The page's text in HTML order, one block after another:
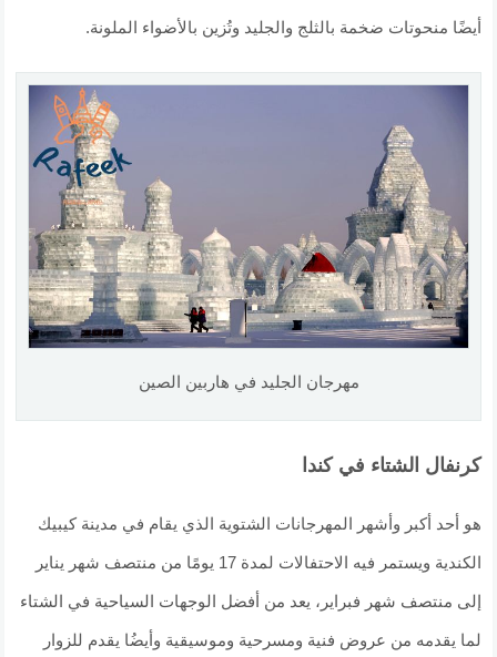
أيضًا منحوتات ضخمة بالثلج والجليد وتُزين بالأضواء الملونة.
مهرجان الجليد في هاربين الصين
كرنفال الشتاء في كندا
هو أحد أكبر وأشهر المهرجانات الشتوية الذي يقام في مدينة كيبيك
الكندية ويستمر فيه الاحتفالات لمدة 17 يومًا من منتصف شهر يناير
إلى منتصف شهر فبراير، يعد من أفضل الوجهات السياحية في الشتاء
لما يقدمه من عروض فنية ومسرحية وموسيقية وأيضُا يقدم للزوار